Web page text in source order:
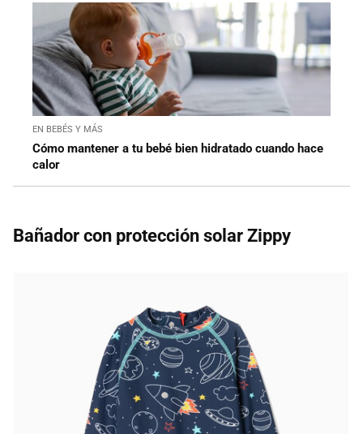
EN BEBÉS Y MÁS
Cómo mantener a tu bebé bien hidratado cuando hace
calor
Bañador con protección solar Zippy